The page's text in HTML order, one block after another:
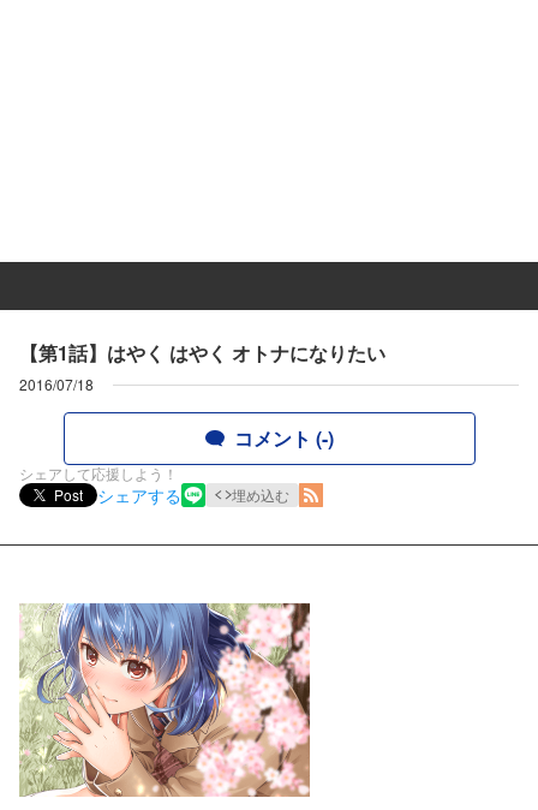
【第1話】はやく はやく オトナになりたい
2016/07/18
コメント (-)
シェアして応援しよう！
Post
シェアする 埋め込む